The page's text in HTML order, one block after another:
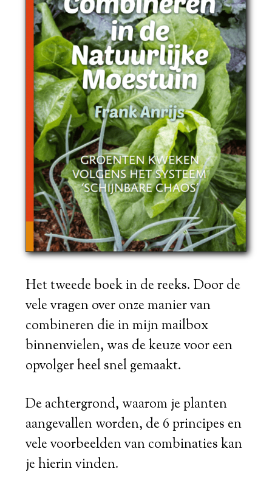
Het tweede boek in de reeks. Door de
vele vragen over onze manier van
combineren die in mijn mailbox
binnenvielen, was de keuze voor een
opvolger heel snel gemaakt.
De achtergrond, waarom je planten
aangevallen worden, de 6 principes en
vele voorbeelden van combinaties kan
je hierin vinden.